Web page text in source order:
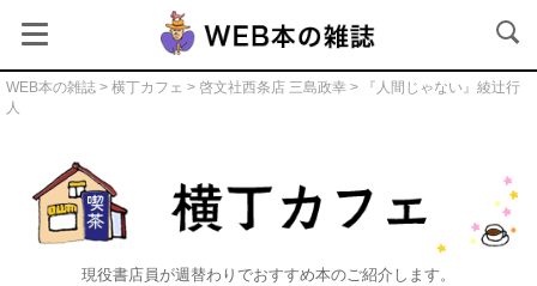
WEB本の雑誌 > 横丁カフェ > 啓文社西条店 三島政幸 > 『人間じゃない』綾辻行
人
横丁カフェ現役書店員が週替わりでおすすめ本のご紹介します。